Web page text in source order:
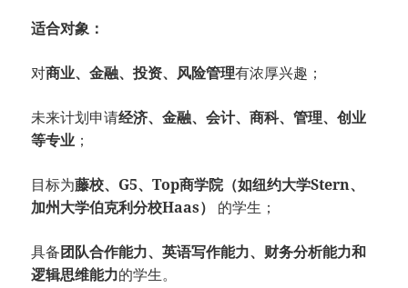
适合对象：
对商业、金融、投资、风险管理有浓厚兴趣；
未来计划申请经济、金融、会计、商科、管理、创业
等专业 ；
目标为藤校、G5、Top商学院（如纽约大学Stern、
加州大学伯克利分校Haas）
的学生；
具备团队合作能力、英语写作能力、财务分析能力和
逻辑思维能力的学生。